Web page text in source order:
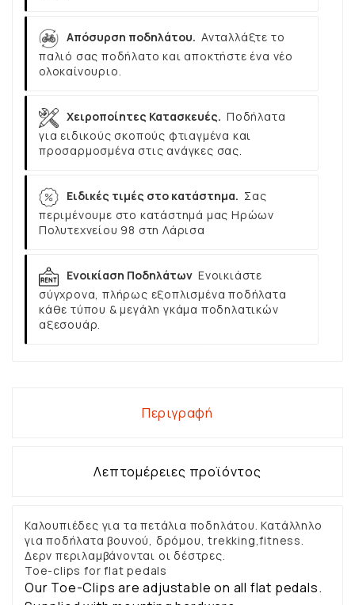
Απόσυρση ποδηλάτου. Ανταλλάξτε το
παλιό σας ποδήλατο και αποκτήστε ένα νέο
ολοκαίνουριο.
Χειροποίητες Κατασκευές. Ποδήλατα
για ειδικούς σκοπούς φτιαγμένα και
προσαρμοσμένα στις ανάγκες σας.
Ειδικές τιμές στο κατάστημα. Σας
περιμένουμε στο κατάστημά μας Ηρώων
Πολυτεχνείου 98 στη Λάρισα
Ενοικίαση Ποδηλάτων Ενοικιάστε
σύγχρονα, πλήρως εξοπλισμένα ποδήλατα
κάθε τύπου & μεγάλη γκάμα ποδηλατικών
αξεσουάρ.
Περιγραφή
Λεπτομέρειες προϊόντος
Καλουπιέδες για τα πετάλια ποδηλάτου. Κατάλληλο
για ποδήλατα βουνού, δρόμου, trekking,fitness.
Δερν περιλαμβάνονται οι δέστρες.
Toe-clips for flat pedals
Our Toe-Clips are adjustable on all flat pedals.